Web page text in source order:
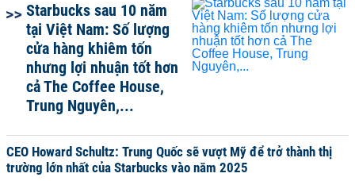
Starbucks sau 10 năm
tại Việt Nam: Số lượng
cửa hàng khiêm tốn
nhưng lợi nhuận tốt hơn
cả The Coffee House,
Trung Nguyên,...
CEO Howard Schultz: Trung Quốc sẽ vượt Mỹ để trở thành thị
trường lớn nhất của Starbucks vào năm 2025